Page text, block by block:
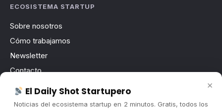
ECOSISTEMA STARTUP
Sobre nosotros
Cómo trabajamos
Newsletter
Contacto
Publicidad
Convocatorias
×
El Daily Shot Startupero
Noticias del ecosistema startup en 2 minutos. Gratis, todos los